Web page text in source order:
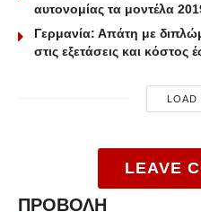
αυτονομίας τα μοντέλα
Γερμανία: Απάτη με
στις εξετάσεις και κόστος
LOAD
LEAVE
ΠΡΟΒΟΛΗ